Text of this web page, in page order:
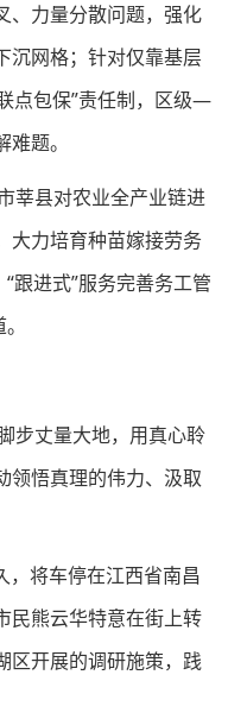
、力量分散问题，强化
沉网格；针对仅靠基层
点包保”责任制，区级—
题。
县对农业全产业链进
大力培育种苗嫁接劳务
跟进式”服务完善务工管
步丈量大地，用真心聆
领悟真理的伟力、汲取
，将车停在江西省南昌
民熊云华特意在街上转
区开展的调研施策，践